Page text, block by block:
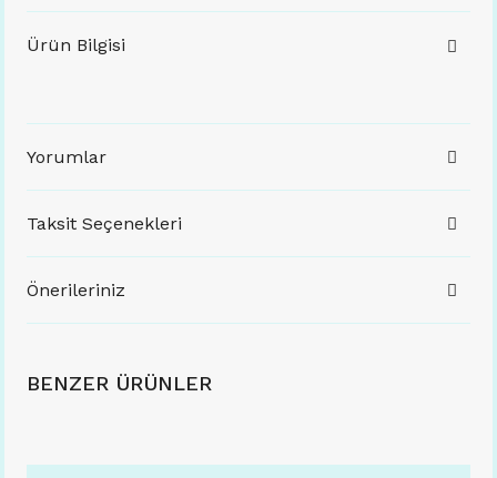
Ürün Bilgisi
Yorumlar
Taksit Seçenekleri
Önerileriniz
BENZER ÜRÜNLER